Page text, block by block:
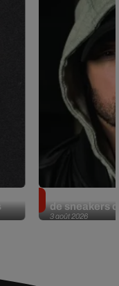
3 août 2026
de sneakers